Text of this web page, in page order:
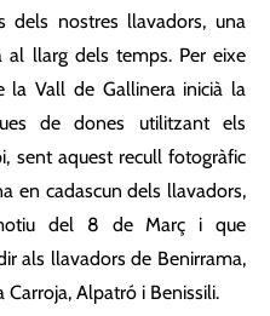
dels nostres llavadors, una
al llarg dels temps. Per eixe
la Vall de Gallinera inicià la
de dones utilitzant els
sent aquest recull fotogràfic
en cadascun dels llavadors,
del 8 de Març i que
als llavadors de Benirrama,
Carroja, Alpatró i Benissili.